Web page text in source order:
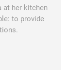
at her kitchen
to provide